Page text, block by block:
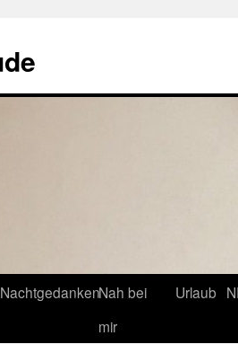
NachtgedankenNah bei
mir
Urlaub